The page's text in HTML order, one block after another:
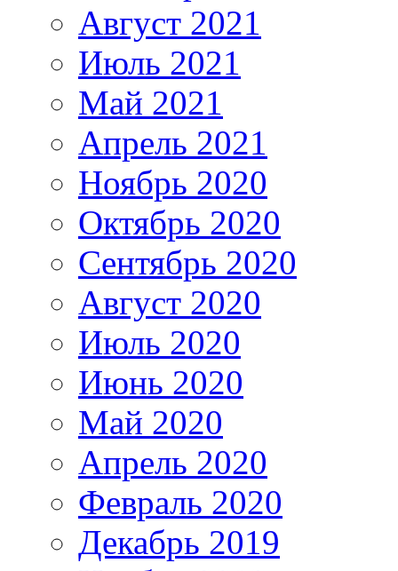
Август 2021
Июль 2021
Май 2021
Апрель 2021
Ноябрь 2020
Октябрь 2020
Сентябрь 2020
Август 2020
Июль 2020
Июнь 2020
Май 2020
Апрель 2020
Февраль 2020
Декабрь 2019